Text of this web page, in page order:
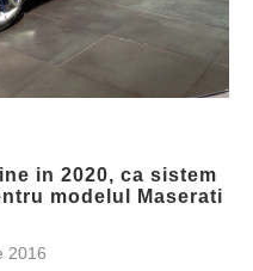
in 2020, ca sistem
modelul Maserati
2016